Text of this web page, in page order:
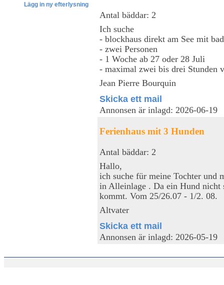
Lägg in ny efterlysning
Antal bäddar: 2
Ich suche
- blockhaus direkt am See mit
- zwei Personen
- 1 Woche ab 27 oder 28 Juli
- maximal zwei bis drei Stunden
Jean Pierre Bourquin
Skicka ett mail
Annonsen är inlagd: 2026-06-19
Ferienhaus mit 3 Hunden
Antal bäddar: 2
Hallo,
ich suche für meine Tochter und
in Alleinlage . Da ein Hund nicht
kommt. Vom 25/26.07 - 1/2. 08.
Altvater
Skicka ett mail
Annonsen är inlagd: 2026-05-19